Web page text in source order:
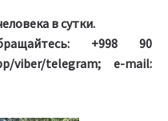
в сутки.
+998 90
viber/telegram; e-mail: